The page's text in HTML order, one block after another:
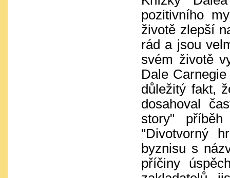
pozitivního
životě zlepší
rád a jsou
svém životě
Dale
důležitý fakt,
dosahoval
story"
"Divotvorný
byznisu s
příčiny